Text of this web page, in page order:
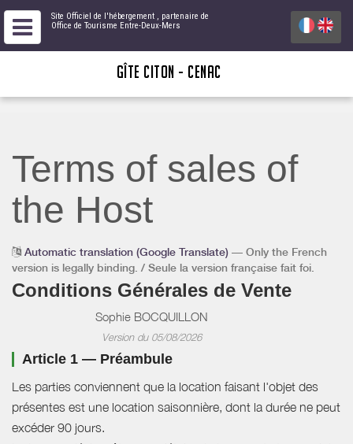
Site Officiel de l'hébergement , partenaire de
Office de Tourisme Entre-Deux-Mers
GÎTE CITON - CENAC
Terms of sales of
the Host
Automatic translation (Google Translate) — Only the French
version is legally binding. / Seule la version française fait foi.
Conditions Générales de Vente
Sophie BOCQUILLON
Version du 05/08/2026
Article 1 — Préambule
Les parties conviennent que la location faisant l'objet des
présentes est une location saisonnière, dont la durée ne peut
excéder 90 jours.